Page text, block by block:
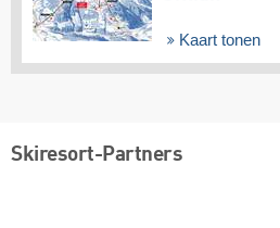
Kaart tonen
Skiresort-Partners